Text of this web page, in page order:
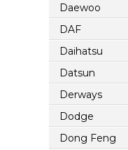
Daewoo
DAF
Daihatsu
Datsun
Derways
Dodge
Dong Feng